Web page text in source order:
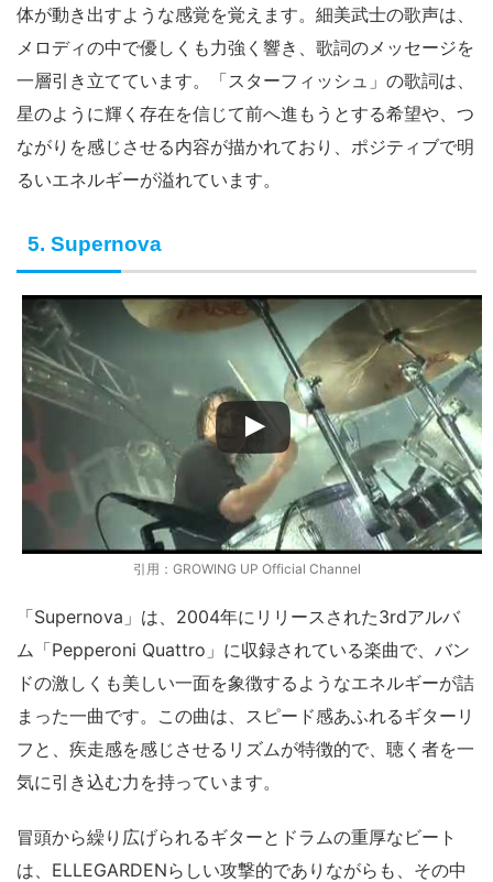
体が動き出すような感覚を覚えます。細美武士の歌声は、
メロディの中で優しくも力強く響き、歌詞のメッセージを
一層引き立てています。「スターフィッシュ」の歌詞は、
星のように輝く存在を信じて前へ進もうとする希望や、つ
ながりを感じさせる内容が描かれており、ポジティブで明
るいエネルギーが溢れています。
5. Supernova
引用：GROWING UP Official Channel
「Supernova」は、2004年にリリースされた3rdアルバ
ム「Pepperoni Quattro」に収録されている楽曲で、バン
ドの激しくも美しい一面を象徴するようなエネルギーが詰
まった一曲です。この曲は、スピード感あふれるギターリ
フと、疾走感を感じさせるリズムが特徴的で、聴く者を一
気に引き込む力を持っています。
冒頭から繰り広げられるギターとドラムの重厚なビート
は、ELLEGARDENらしい攻撃的でありながらも、その中